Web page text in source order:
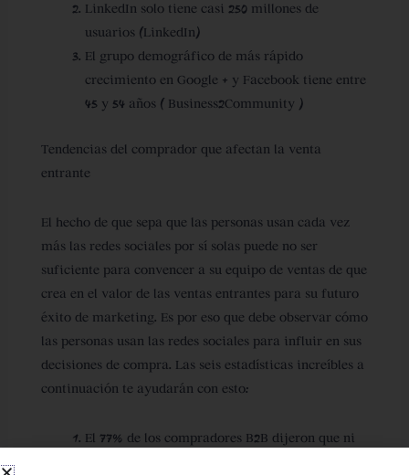
LinkedIn solo tiene casi 250 millones de
usuarios (LinkedIn)
El grupo demográfico de más rápido
crecimiento en Google + y Facebook tiene entre
45 y 54 años ( Business2Community )
Tendencias del comprador que afectan la venta
entrante
El hecho de que sepa que las personas usan cada vez
más las redes sociales por sí solas puede no ser
suficiente para convencer a su equipo de ventas de que
crea en el valor de las ventas entrantes para su futuro
éxito de marketing. Es por eso que debe observar cómo
las personas usan las redes sociales para influir en sus
decisiones de compra. Las seis estadísticas increíbles a
continuación te ayudarán con esto:
El 77% de los compradores B2B dijeron que ni